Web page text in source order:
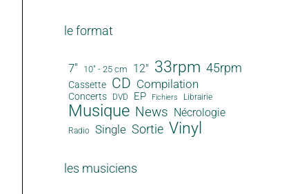
le format
7" 10" - 25 cm 12" 33rpm 45rpm
Cassette CD Compilation
Concerts DVD EP Fichiers Librairie
Musique News Nécrologie
Radio Single Sortie Vinyl
les musiciens